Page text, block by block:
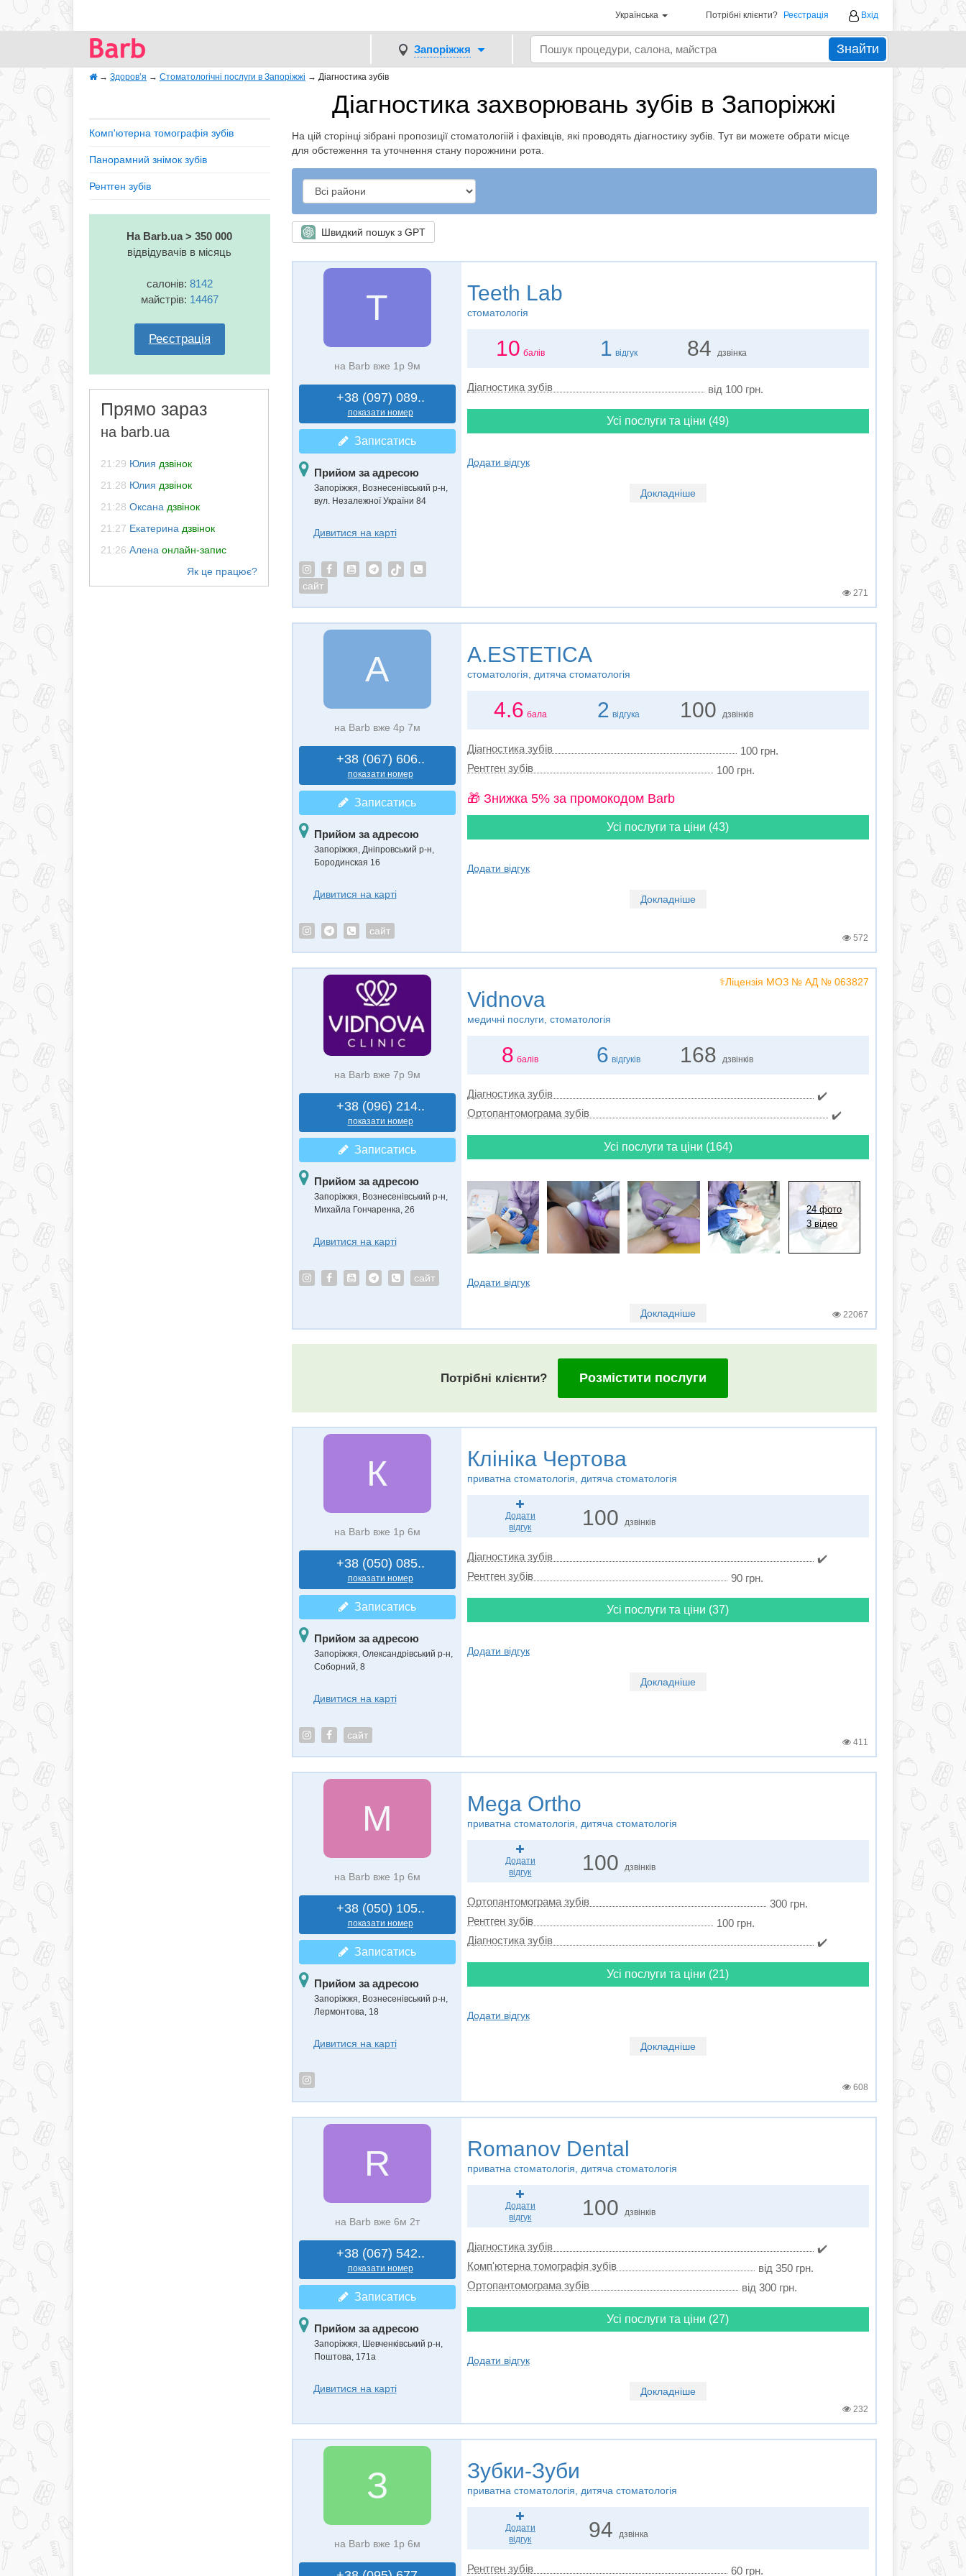
Українська Потрібні клієнти? Реєстрація Вхід
Запоріжжя Знайти
→ Здоров’я → Стоматологічні послуги в Запоріжжі → Діагностика зубів
Діагностика захворювань зубів в Запоріжжі
На цій сторінці зібрані пропозиції стоматологіій і фахівців, які проводять діагностику зубів. Тут ви можете обрати місце
для обстеження та уточнення стану порожнини рота.
Швидкий пошук з GPT
Комп'ютерна томографія зубів
Панорамний знімок зубів
Рентген зубів
На Barb.ua > 350 000
відвідувачів в місяць
салонів: 8142
майстрів: 14467
Реєстрація
Прямо зараз
на barb.ua
21:29 Юлия дзвінок
21:28 Юлия дзвінок
21:28 Оксана дзвінок
21:27 Екатерина дзвінок
21:26 Алена онлайн-запис
T
на Barb вже 1р 9м
+38 (097) 089..
показати номер
Записатись
Прийом за адресою
Запоріжжя, Вознесенівський р-н,
вул. Незалежної України 84
Дивитися на карті
сайт
Teeth Lab
стоматологія
10 балів 1 відгук 84 дзвінка
Діагностика зубів від 100 грн.
Усі послуги та ціни (49)
Додати відгук
Докладніше
271
A
на Barb вже 4р 7м
+38 (067) 606..
показати номер
Записатись
Прийом за адресою
Запоріжжя, Дніпровський р-н,
Бородинская 16
Дивитися на карті
сайт
A.ESTETICA
стоматологія, дитяча стоматологія
4.6 бала 2 відгука 100 дзвінків
Діагностика зубів
100 грн.
Рентген зубів
100 грн.
🎁 Знижка 5% за промокодом Barb
Усі послуги та ціни (43)
Додати відгук
Докладніше
572
на Barb вже 7р 9м
+38 (096) 214..
показати номер
Записатись
Прийом за адресою
Запоріжжя, Вознесенівський р-н,
Михайла Гончаренка, 26
Дивитися на карті
сайт
⚕️Ліцензія МОЗ № АД № 063827
Vidnova
медичні послуги, стоматологія
8 балів 6 відгуків 168 дзвінків
Діагностика зубів
✔️
Ортопантомограма зубів
✔️
Усі послуги та ціни (164)
24 фото
3 відео
Додати відгук
Докладніше 22067
Потрібні клієнти? Розмістити послуги
К
на Barb вже 1р 6м
+38 (050) 085..
показати номер
Записатись
Прийом за адресою
Запоріжжя, Олександрівський р-н,
Соборний, 8
Дивитися на карті
сайт
Клініка Чертова
приватна стоматологія, дитяча стоматологія
Додати
відгук
100 дзвінків
Діагностика зубів
✔️
Рентген зубів
90 грн.
Усі послуги та ціни (37)
Додати відгук
Докладніше
411
M
на Barb вже 1р 6м
+38 (050) 105..
показати номер
Записатись
Прийом за адресою
Запоріжжя, Вознесенівський р-н,
Лермонтова, 18
Дивитися на карті
Mega Ortho
приватна стоматологія, дитяча стоматологія
Додати
відгук
100 дзвінків
Ортопантомограма зубів
300 грн.
Рентген зубів
100 грн.
Діагностика зубів
✔️
Усі послуги та ціни (21)
Додати відгук
Докладніше
608
R
на Barb вже 6м 2т
+38 (067) 542..
показати номер
Записатись
Прийом за адресою
Запоріжжя, Шевченківський р-н,
Поштова, 171а
Дивитися на карті
Romanov Dental
приватна стоматологія, дитяча стоматологія
Додати
відгук
100 дзвінків
Діагностика зубів
✔️
Комп'ютерна томографія зубів
від 350 грн.
Ортопантомограма зубів
від 300 грн.
Усі послуги та ціни (27)
Додати відгук
Докладніше
232
З
на Barb вже 1р 6м
Зубки-Зуби
приватна стоматологія, дитяча стоматологія
Додати
відгук
94 дзвінка
Рентген зубів 60 грн.